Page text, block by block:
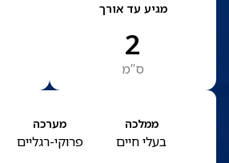
מגיע עד אורך
2
ס”מ
ממלכה
בעלי חיים
מערכה
פרוקי-רגליים